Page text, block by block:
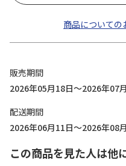
商品についての
販売期間
2026年05月18日～2026年07
配送期間
2026年06月11日～2026年08
この商品を見た人は他